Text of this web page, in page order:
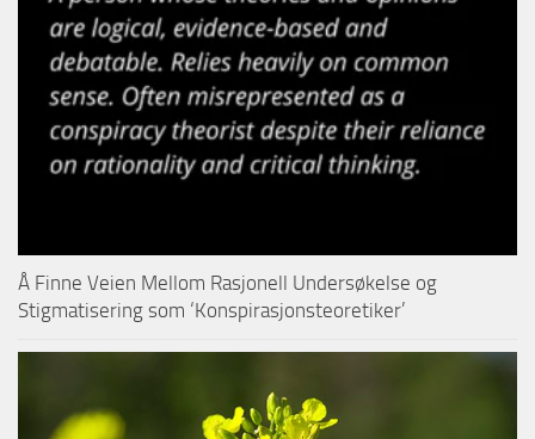
Å Finne Veien Mellom Rasjonell Undersøkelse og
Stigmatisering som ‘Konspirasjonsteoretiker’